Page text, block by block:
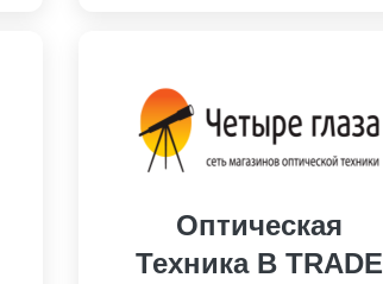
Оптическая
Техника В TRADE